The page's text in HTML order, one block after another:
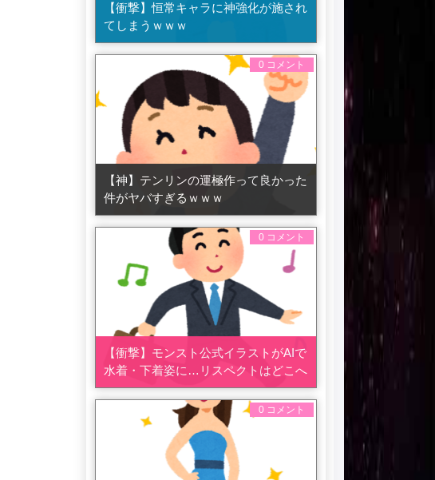
【衝撃】恒常キャラに神強化が施され
てしまうｗｗｗ
0 コメント
【神】テンリンの運極作って良かった
件がヤバすぎるｗｗｗ
0 コメント
【衝撃】モンスト公式イラストがAIで
水着・下着姿に…リスペクトはどこへ
0 コメント